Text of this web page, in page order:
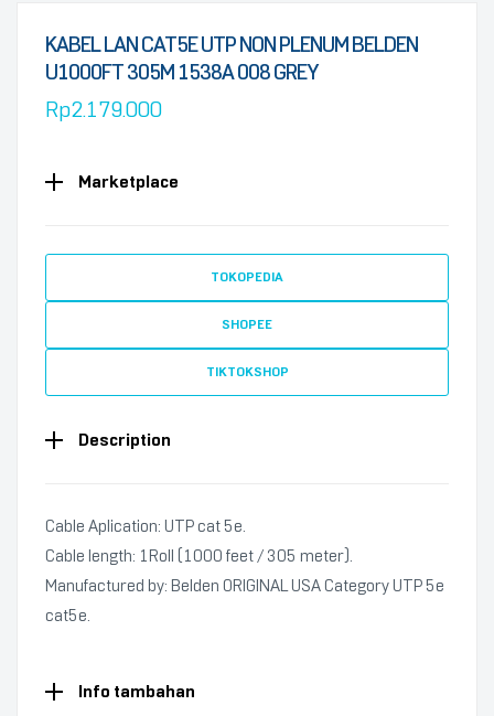
KABEL LAN CAT5E UTP NON PLENUM BELDEN
U1000FT 305M 1538A 008 GREY
Rp2.179.000
Marketplace
TOKOPEDIA
SHOPEE
TIKTOKSHOP
Description
Cable Aplication: UTP cat 5e.
Cable length: 1Roll (1000 feet / 305 meter).
Manufactured by: Belden ORIGINAL USA Category UTP 5e
cat5e.
Info tambahan